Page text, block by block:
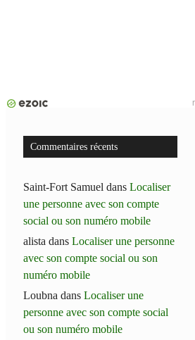
Commentaires récents
Saint-Fort Samuel dansLocaliser
une personne avec son compte
social ou son numéro mobile
alista dansLocaliser une personne
avec son compte social ou son
numéro mobile
Loubna dansLocaliser une
personne avec son compte social
ou son numéro mobile